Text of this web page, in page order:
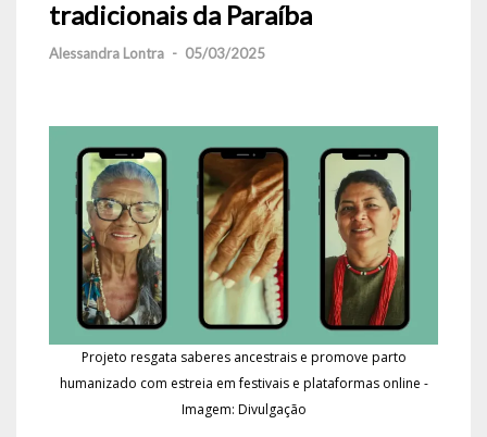
tradicionais da Paraíba
Alessandra Lontra - 05/03/2025
Projeto resgata saberes ancestrais e promove parto
humanizado com estreia em festivais e plataformas online -
Imagem: Divulgação